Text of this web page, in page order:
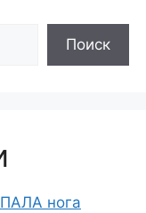
Поиск
нога